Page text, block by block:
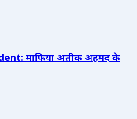
माफिया अतीक अहमद के